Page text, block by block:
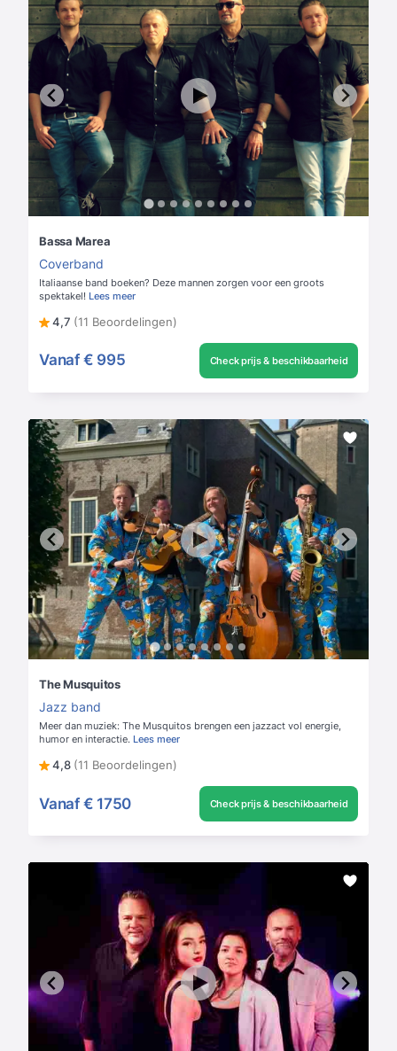
Bassa Marea
Coverband
Italiaanse band boeken? Deze mannen zorgen voor een groots
spektakel! Lees meer
4,7 (11 Beoordelingen)
Vanaf € 995 Check prijs & beschikbaarheid
The Musquitos
Jazz band
Meer dan muziek: The Musquitos brengen een jazzact vol energie,
humor en interactie. Lees meer
4,8 (11 Beoordelingen)
Vanaf € 1750 Check prijs & beschikbaarheid